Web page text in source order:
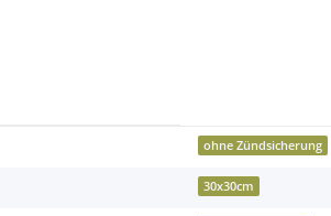
ohne Zündsicherung
30x30cm